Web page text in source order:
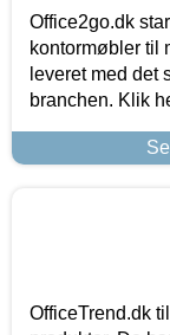
Office2go.dk
kontormøbler til
leveret med det
branchen. Klik
OfficeTrend.dk